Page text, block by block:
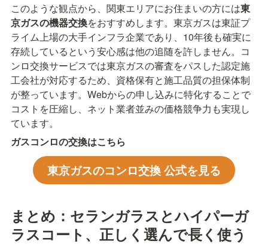
このような観点から、関東エリアにお住まいの方には東
京ガスの機器交換をおすすめします。東京ガスは東証プ
ライム上場の大手インフラ企業であり、10年後も確実に
存続しているという安心感は他の追随を許しません。コ
ンロ交換サービスでは東京ガスの審査をパスした認定施
工会社が対応するため、資格保有と施工品質の担保体制
が整っています。Webからの申し込みに特化することで
コストを圧縮し、ネット業者並みの価格競争力も実現し
ています。
ガスコンロの交換はこちら
東京ガスのコンロ交換 公式を見る
まとめ：セランガラスとハイパーガ
ラスコート、正しく選んで長く使う